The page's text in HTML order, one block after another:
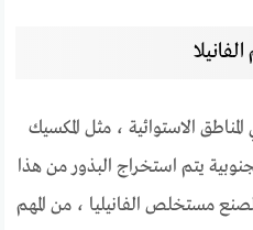
المناطق الاستوائية ، مثل المكسيك
يتم استخراج البذور من هذا
مستخلص الفانيليا ، من المهم